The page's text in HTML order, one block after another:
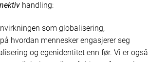
handling:
som globalisering,
hvordan mennesker engasjerer seg
og egenidentitet enn før. Vi er også